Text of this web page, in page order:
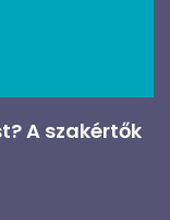
A szakértők